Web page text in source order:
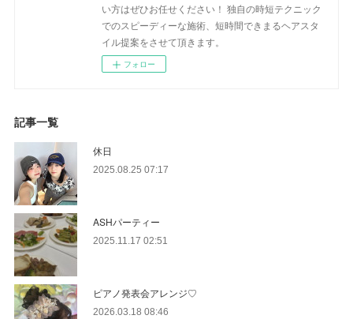
い方はぜひお任せください！ 独自の時短テクニック
でのスピーディーな施術、短時間できまるヘアスタ
イル提案をさせて頂きます。
フォロー
記事一覧
休日
2025.08.25 07:17
ASHパーティー
2025.11.17 02:51
ピアノ発表会アレンジ♡
2026.03.18 08:46